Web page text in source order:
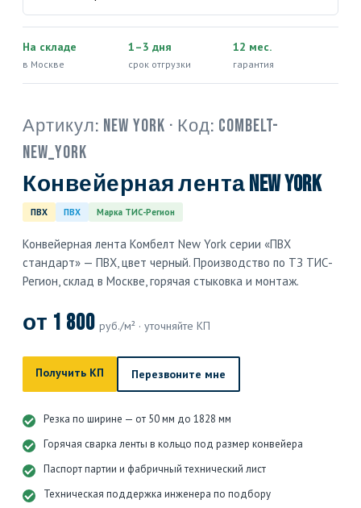
На складе
в Москве
1–3 дня
срок отгрузки
12 мес.
гарантия
Артикул: New York · Код: COMBELT-
NEW_YORK
Конвейерная лента New York
ПВХ ПВХ Марка ТИС-Регион
Конвейерная лента Комбелт New York серии «ПВХ
стандарт» — ПВХ, цвет черный. Производство по ТЗ ТИС-
Регион, склад в Москве, горячая стыковка и монтаж.
от 1 800 руб./м² · уточняйте КП
Получить КП Перезвоните мне
Резка по ширине — от 50 мм до 1828 мм
Горячая сварка ленты в кольцо под размер конвейера
Паспорт партии и фабричный технический лист
Техническая поддержка инженера по подбору